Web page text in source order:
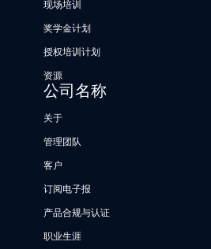
现场培训
奖学金计划
授权培训计划
资源
公司名称
关于
管理团队
客户
订阅电子报
产品合规与认证
职业生涯